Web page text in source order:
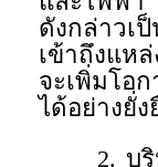
ดังกล่าวเ
เข้าถึงแห
จะเพิ่มโอ
ได้อย่างยั่ง
2. บริหา